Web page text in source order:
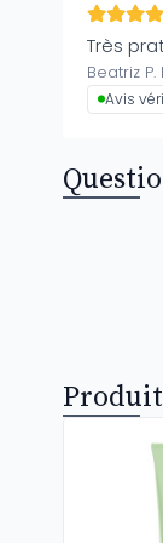
Très
Beatriz
Avis